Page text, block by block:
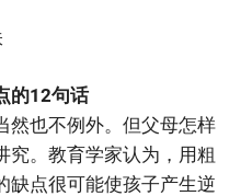
的12句话
然也不例外。但父母怎样
究。教育学家认为，用粗
缺点很可能使孩子产生逆